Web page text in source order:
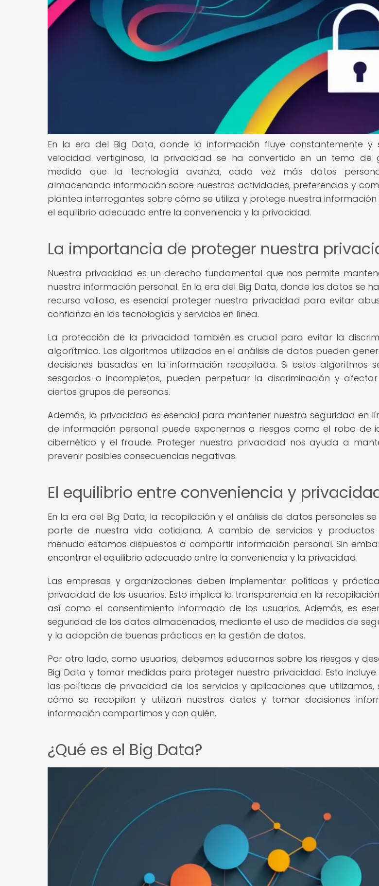
En la era del Big Data, donde la información fluye constantemente y
velocidad vertiginosa, la privacidad se ha convertido en un tema de
medida que la tecnología avanza, cada vez más datos
almacenando información sobre nuestras actividades, preferencias y
plantea interrogantes sobre cómo se utiliza y protege nuestra información
el equilibrio adecuado entre la conveniencia y la privacidad.
La importancia de proteger nuestra
Nuestra privacidad es un derecho fundamental que nos permite
nuestra información personal. En la era del Big Data, donde los datos se
recurso valioso, es esencial proteger nuestra privacidad para evitar
confianza en las tecnologías y servicios en línea.
La protección de la privacidad también es crucial para evitar la
algorítmico. Los algoritmos utilizados en el análisis de datos pueden
decisiones basadas en la información recopilada. Si estos algoritmos
sesgados o incompletos, pueden perpetuar la discriminación y
ciertos grupos de personas.
Además, la privacidad es esencial para mantener nuestra seguridad en
de información personal puede exponernos a riesgos como el robo de
cibernético y el fraude. Proteger nuestra privacidad nos ayuda a
prevenir posibles consecuencias negativas.
El equilibrio entre conveniencia y
En la era del Big Data, la recopilación y el análisis de datos personales
parte de nuestra vida cotidiana. A cambio de servicios y productos
menudo estamos dispuestos a compartir información personal. Sin
encontrar el equilibrio adecuado entre la conveniencia y la privacidad.
Las empresas y organizaciones deben implementar políticas y
privacidad de los usuarios. Esto implica la transparencia en la
así como el consentimiento informado de los usuarios. Además, es
seguridad de los datos almacenados, mediante el uso de medidas de
y la adopción de buenas prácticas en la gestión de datos.
Por otro lado, como usuarios, debemos educarnos sobre los riesgos y
Big Data y tomar medidas para proteger nuestra privacidad. Esto
las políticas de privacidad de los servicios y aplicaciones que utilizamos,
cómo se recopilan y utilizan nuestros datos y tomar decisiones
información compartimos y con quién.
¿Qué es el Big Data?